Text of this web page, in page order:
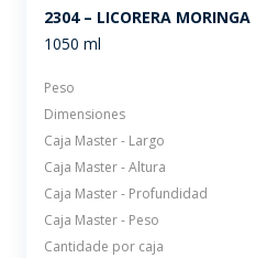
2304 – LICORERA MORINGA
1050 ml
Peso
Dimensiones
Caja Master - Largo
Caja Master - Altura
Caja Master - Profundidad
Caja Master - Peso
Cantidade por caja